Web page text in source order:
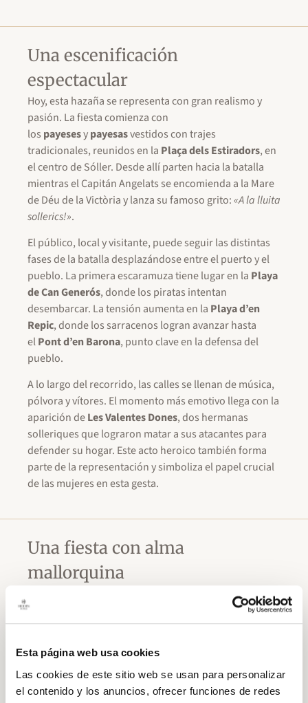
Esta página web usa cookies
Las cookies de este sitio web se usan para personalizar
el contenido y los anuncios, ofrecer funciones de redes
Una escenificación
espectacular
Hoy, esta hazaña se representa con gran realismo y
pasión. La fiesta comienza con
los payesesypayesasvestidos con trajes
tradicionales, reunidos en la Plaça dels Estiradors, en
el centro de Sóller. Desde allí parten hacia la batalla
mientras el Capitán Angelats se encomienda a la Mare
de Déu de la Victòria y lanza su famoso grito:«A la lluita
sollerics!».
El público, local y visitante, puede seguir las distintas
fases de la batalla desplazándose entre el puerto y el
pueblo. La primera escaramuza tiene lugar en la Playa
de Can Generós, donde los piratas intentan
desembarcar. La tensión aumenta en la Playa d’en
Repic, donde los sarracenos logran avanzar hasta
elPont d’en Barona, punto clave en la defensa del
pueblo.
A lo largo del recorrido, las calles se llenan de música,
pólvora y vítores. El momento más emotivo llega con la
aparición deLes Valentes Dones, dos hermanas
solleriques que lograron matar a sus atacantes para
defender su hogar. Este acto heroico también forma
parte de la representación y simboliza el papel crucial
de las mujeres en esta gesta.
Una fiesta con alma
mallorquina
, donde se
celebra la batalla final. El estruendo de los trabucos y
el ambiente cargado de emoción marcan el clímax de
cristianos entonan juntosLa Balanguera
Mallorca, en un momento de unión, respeto y
celebración que da paso a una gran fiesta nocturna.